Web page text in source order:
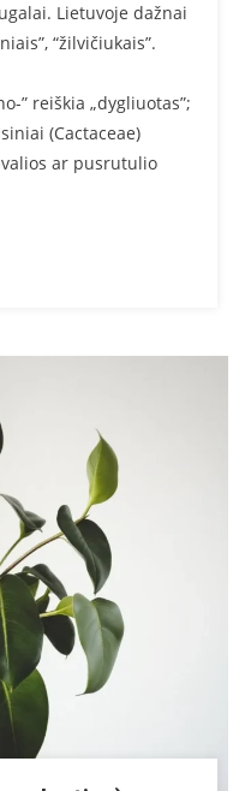
Lietuvoje dažnai
“žilvičiukais”.
” reiškia „dygliuotas”;
(Cactaceae)
ar pusrutulio